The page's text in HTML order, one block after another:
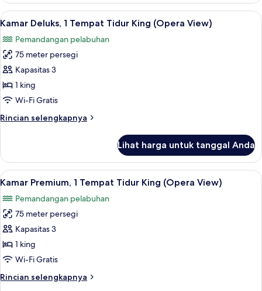
pemandangan
pelabuhan
Lihat
semua
foto
untuk
Kamar
Deluks,
1
Tidur
View)
Kamar Deluks, 1 Tempat Tidur King
7
Kamar Deluks, 1 Tempat Tidur King (Opera View)
Pemandangan pelabuhan
75 meter persegi
Kapasitas 3
1 king
Wi-Fi Gratis
Rincian selengkapnya
Rincian
Kamar
Deluks,
1
Tidur
King
View)
Lihat harga untuk tanggal Anda
Lihat
semua
foto
untuk
Kamar
Premium,
1
Tidur
Kamar Premium, 1 Tempat Tidur
8
Kamar Premium, 1 Tempat Tidur King (Opera View)
Pemandangan pelabuhan
75 meter persegi
Kapasitas 3
1 king
Wi-Fi Gratis
Rincian selengkapnya
Rincian